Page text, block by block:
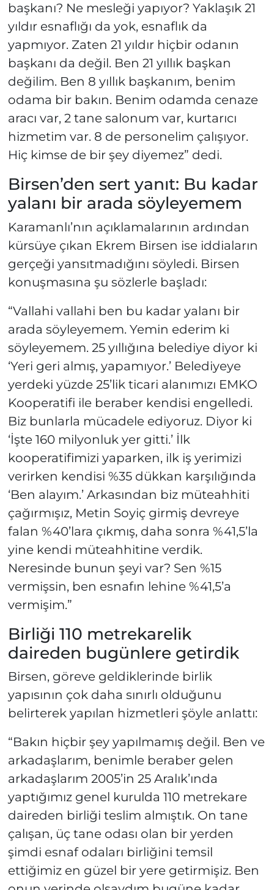
başkanı? Ne mesleği yapıyor? Yaklaşık 21
yıldır esnaflığı da yok, esnaflık da
yapmıyor. Zaten 21 yıldır hiçbir odanın
başkanı da değil. Ben 21 yıllık başkan
değilim. Ben 8 yıllık başkanım, benim
odama bir bakın. Benim odamda cenaze
aracı var, 2 tane salonum var, kurtarıcı
hizmetim var. 8 de personelim çalışıyor.
Hiç kimse de bir şey diyemez” dedi.
Birsen’den sert yanıt: Bu kadar
yalanı bir arada söyleyemem
Karamanlı’nın açıklamalarının ardından
kürsüye çıkan Ekrem Birsen ise iddiaların
gerçeği yansıtmadığını söyledi. Birsen
konuşmasına şu sözlerle başladı:
“Vallahi vallahi ben bu kadar yalanı bir
arada söyleyemem. Yemin ederim ki
söyleyemem. 25 yıllığına belediye diyor ki
‘Yeri geri almış, yapamıyor.’ Belediyeye
yerdeki yüzde 25’lik ticari alanımızı EMKO
Kooperatifi ile beraber kendisi engelledi.
Biz bunlarla mücadele ediyoruz. Diyor ki
‘İşte 160 milyonluk yer gitti.’ İlk
kooperatifimizi yaparken, ilk iş yerimizi
verirken kendisi %35 dükkan karşılığında
‘Ben alayım.’ Arkasından biz müteahhiti
çağırmışız, Metin Soyiç girmiş devreye
falan %40’lara çıkmış, daha sonra %41,5’la
yine kendi müteahhitine verdik.
Neresinde bunun şeyi var? Sen %15
vermişsin, ben esnafın lehine %41,5’a
vermişim.”
Birliği 110 metrekarelik
daireden bugünlere getirdik
Birsen, göreve geldiklerinde birlik
yapısının çok daha sınırlı olduğunu
belirterek yapılan hizmetleri şöyle anlattı:
“Bakın hiçbir şey yapılmamış değil. Ben ve
arkadaşlarım, benimle beraber gelen
arkadaşlarım 2005’in 25 Aralık’ında
yaptığımız genel kurulda 110 metrekare
daireden birliği teslim almıştık. On tane
çalışan, üç tane odası olan bir yerden
şimdi esnaf odaları birliğini temsil
ettiğimiz en güzel bir yere getirmişiz. Ben